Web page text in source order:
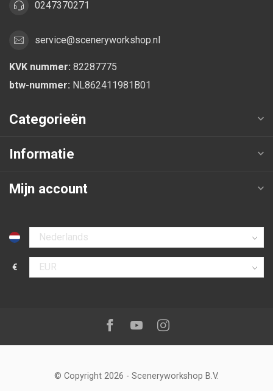
0247370271
service@sceneryworkshop.nl
KVK nummer: 82287775
btw-nummer: NL862411981B01
Categorieën
Informatie
Mijn account
Selecteer taal
€
Selecteer valuta
Volg ons op:Facebook
YoutubeInstagram
© Copyright 2026 - Sceneryworkshop B.V.